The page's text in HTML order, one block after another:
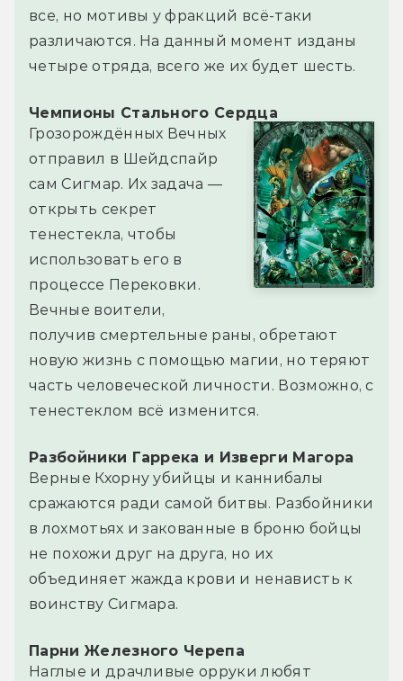
все, но мотивы у фракций всё-таки
различаются. На данный момент изданы
четыре отряда, всего же их будет шесть.
Чемпионы Стального Сердца
Грозорождённых Вечных
отправил в Шейдспайр
сам Сигмар. Их задача —
открыть секрет
тенестекла, чтобы
использовать его в
процессе Перековки.
Вечные воители,
получив смертельные раны, обретают
новую жизнь с помощью магии, но теряют
часть человеческой личности. Возможно, с
тенестеклом всё изменится.
Разбойники Гаррека и Изверги Магора
Верные Кхорну убийцы и каннибалы
сражаются ради самой битвы. Разбойники
в лохмотьях и закованные в броню бойцы
не похожи друг на друга, но их
объединяет жажда крови и ненависть к
воинству Сигмара.
Парни Железного Черепа
Наглые и драчливые орруки любят